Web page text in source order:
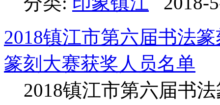
2018镇江市第六届书法
篆刻大赛获奖人员名单
2018镇江市第六届书